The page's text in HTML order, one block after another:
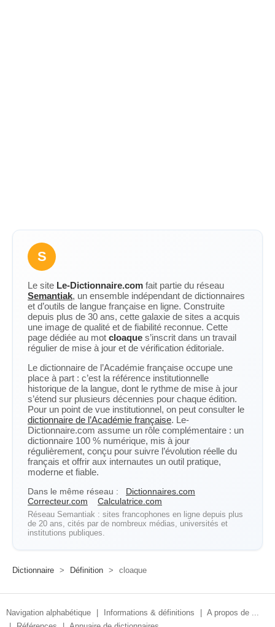
S
Le site Le-Dictionnaire.com fait partie du réseau
Semantiak, un ensemble indépendant de dictionnaires
et d’outils de langue française en ligne. Construite
depuis plus de 30 ans, cette galaxie de sites a acquis
une image de qualité et de fiabilité reconnue. Cette
page dédiée au mot cloaque s’inscrit dans un travail
régulier de mise à jour et de vérification éditoriale.
Le dictionnaire de l’Académie française occupe une
place à part : c’est la référence institutionnelle
historique de la langue, dont le rythme de mise à jour
s’étend sur plusieurs décennies pour chaque édition.
Pour un point de vue institutionnel, on peut consulter le
dictionnaire de l’Académie française. Le-
Dictionnaire.com assume un rôle complémentaire : un
dictionnaire 100 % numérique, mis à jour
régulièrement, conçu pour suivre l’évolution réelle du
français et offrir aux internautes un outil pratique,
moderne et fiable.
Dans le même réseau :
Dictionnaires.com
Correcteur.com
Calculatrice.com
Réseau Semantiak : sites francophones en ligne depuis plus
de 20 ans, cités par de nombreux médias, universités et
institutions publiques.
Dictionnaire > Définition > cloaque
Navigation alphabétique Informations & définitions
A propos de ...